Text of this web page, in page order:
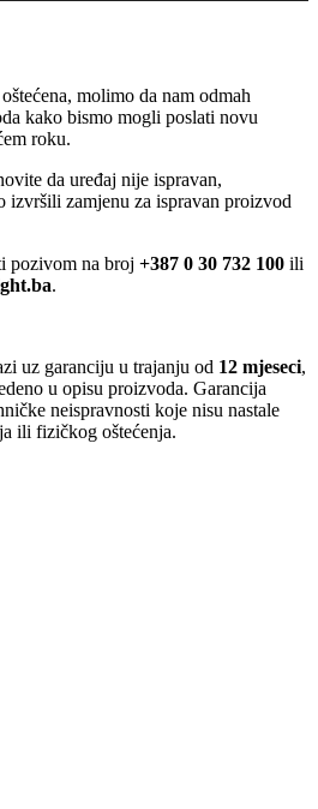
molimo da nam odmah
kako bismo mogli poslati novu
roku.
da uređaj nije ispravan,
izvršili zamjenu za ispravan proizvod
pozivom na broj +387 0 30 732 100 ili
.
uz garanciju u trajanju od 12 mjeseci,
u opisu proizvoda. Garancija
neispravnosti koje nisu nastale
ili fizičkog oštećenja.